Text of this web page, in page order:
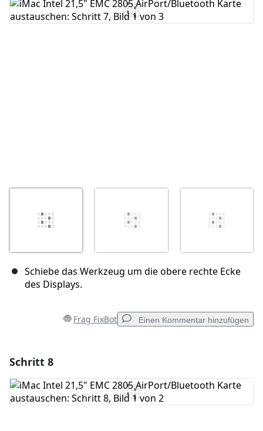
Kommentar hinzufügen
Schiebe das Werkzeug um die obere rechte Ecke
des Displays.
Frag FixBot Einen Kommentar hinzufügen
Kommentar hinzufügen
Schritt 8